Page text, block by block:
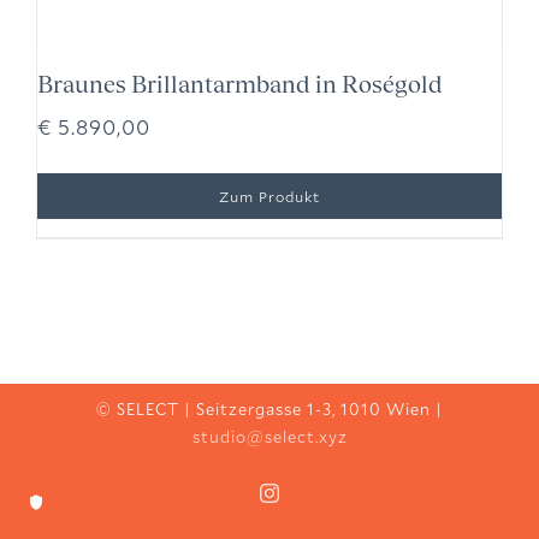
Braunes Brillantarmband in Roségold
€ 5.890,00
© SELECT | Seitzergasse 1-3, 1010 Wien |
studio@select.xyz
Instagram